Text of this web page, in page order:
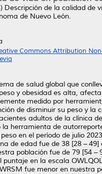
Descripción de la calidad de
de Nuevo León.
Commons Attribution
de salud global que
y obesidad es alta,
medido por
de disminuir su peso y
adultos de la clínica
herramienta de
en el período de julio
de edad fue de 38 [28 –
población fue de 79 [54
puntaje en la escala
fue menor en